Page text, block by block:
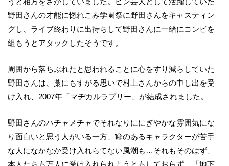
野田さんの才能に惚れこみ学園祭に野田さんをキャスティン
グし、ライブ終わりに出待ちして野田さんに一緒にコンビを
組もうとアタックしたそうです。
周囲から落ちぶれたと思われることに心をすり減らしていた
野田さんは、藁にもすがる思いで村上さんからの申し出を受
け入れ、2007年「マヂカルラブリー」が結成されました。
野田さんのハチャメチャでそれなりににぎやかな雰囲気にな
り面白いと思う人がいる一方、癖のあるキャラクターが苦手
な人になかなか受け入れらてない風潮も…それもそのはず、
本人たちも万人に受け入れられようともしておらず、「地下